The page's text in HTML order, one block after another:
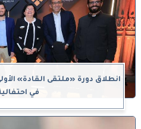
انطلاق دورة «ملتقى القادة»
في